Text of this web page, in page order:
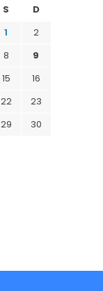
S
D
1
2
8
9
15
16
22
23
29
30